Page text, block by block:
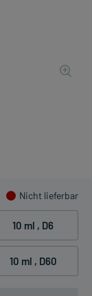
Nicht lieferbar
10 ml , D6
10 ml , D60